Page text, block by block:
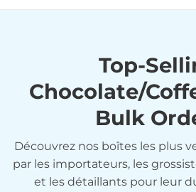
Top-
Chocolate/
Bulk
Découvrez nos boîtes les plus
par les importateurs, les
et les détaillants pour leur